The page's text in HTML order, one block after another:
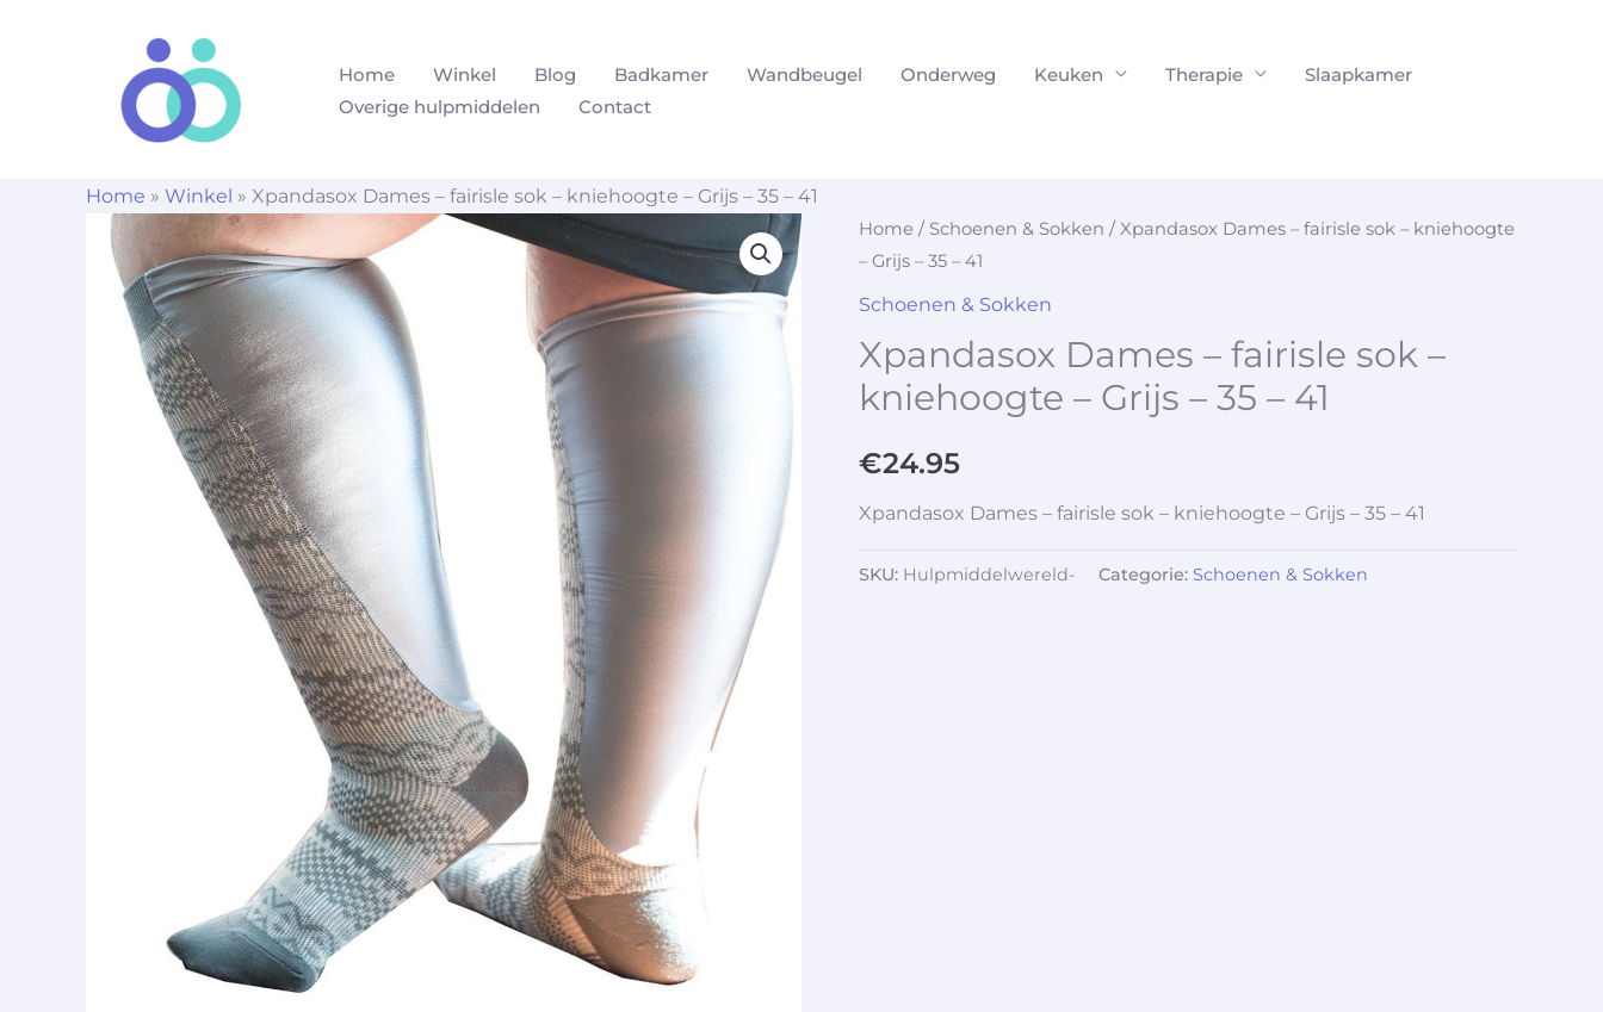
Home Winkel Blog Badkamer Wandbeugel Onderweg Keuken Therapie
Slaapkamer
Overige hulpmiddelen
Contact
Home » Winkel » Xpandasox Dames – fairisle sok – kniehoogte – Grijs – 35 – 41
Home / Schoenen & Sokken / Xpandasox Dames – fairisle sok – kniehoogte
– Grijs – 35 – 41
Schoenen & Sokken
Xpandasox Dames – fairisle sok –
kniehoogte – Grijs – 35 – 41
€24.95
Xpandasox Dames – fairisle sok – kniehoogte – Grijs – 35 – 41
SKU: Hulpmiddelwereld- Categorie: Schoenen & Sokken